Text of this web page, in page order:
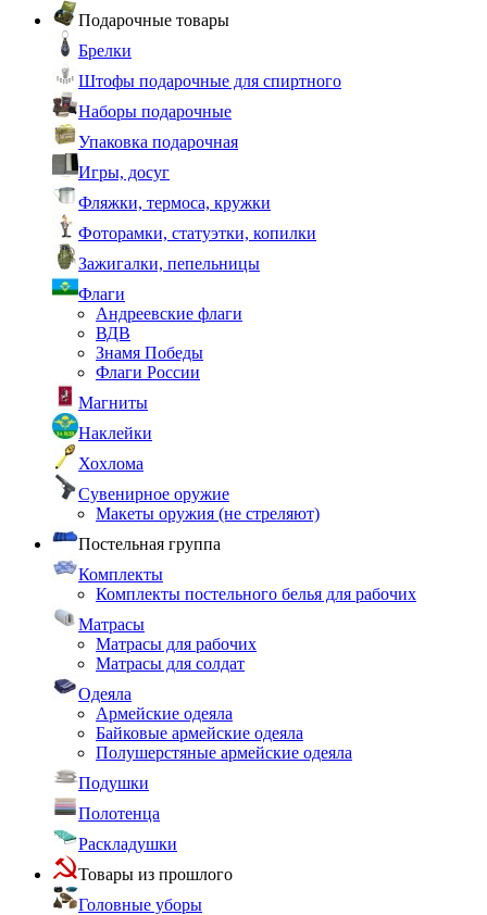
Подарочные товары
Брелки
Штофы подарочные для спиртного
Наборы подарочные
Упаковка подарочная
Игры, досуг
Фляжки, термоса, кружки
Фоторамки, статуэтки, копилки
Зажигалки, пепельницы
Флаги
Андреевские флаги
ВДВ
Знамя Победы
Флаги России
Магниты
Наклейки
Хохлома
Сувенирное оружие
Макеты оружия (не стреляют)
Постельная группа
Комплекты
Комплекты постельного белья для рабочих
Матрасы
Матрасы для рабочих
Матрасы для солдат
Одеяла
Армейские одеяла
Байковые армейские одеяла
Полушерстяные армейские одеяла
Подушки
Полотенца
Раскладушки
Товары из прошлого
Головные уборы